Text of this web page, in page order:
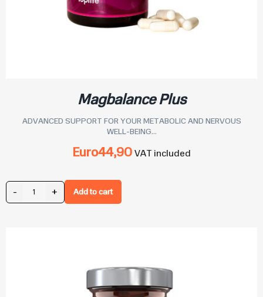
Magbalance Plus
ADVANCED SUPPORT FOR YOUR METABOLIC AND NERVOUS
WELL-BEING...
Euro44,90VAT included
- + Add to cart